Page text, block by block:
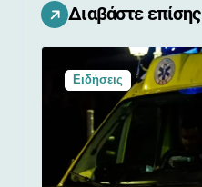
Διαβάστε επίσης
Ειδήσεις